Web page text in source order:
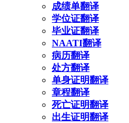
成绩单翻译
学位证翻译
毕业证翻译
NAATI翻译
病历翻译
处方翻译
单身证明翻译
章程翻译
死亡证明翻译
出生证明翻译